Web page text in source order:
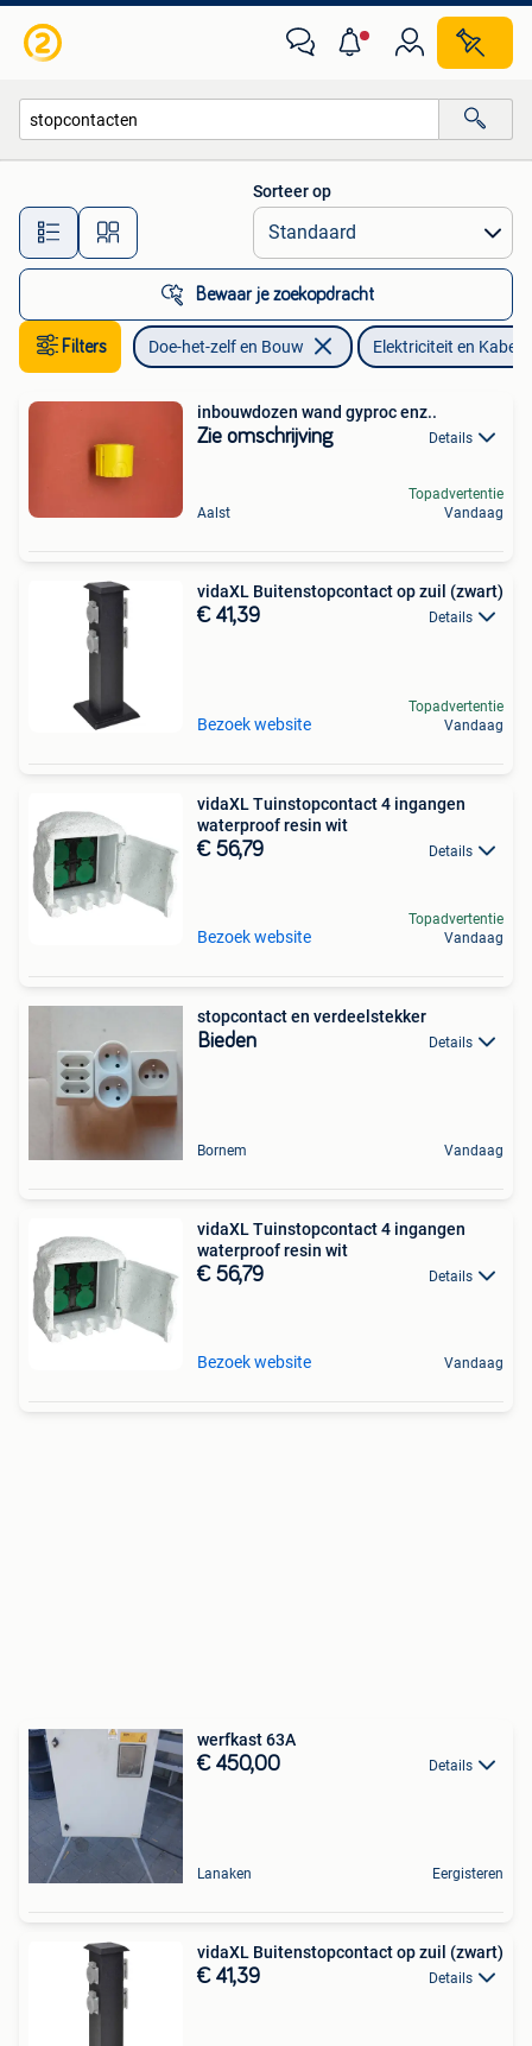
Alle afstanden…
Sorteer op
Bewaar je zoekopdracht
Filters Doe-het-zelf en Bouw Elektriciteit en Kabels
inbouwdozen wand gyproc enz..
Zie omschrijving Details
Aalst
Topadvertentie
Vandaag
vidaXL Buitenstopcontact op zuil (zwart)
€ 41,39 Details
Bezoek website
Topadvertentie
Vandaag
vidaXL Tuinstopcontact 4 ingangen
waterproof resin wit
€ 56,79 Details
Bezoek website
Topadvertentie
Vandaag
stopcontact en verdeelstekker
Bieden Details
Bornem Vandaag
vidaXL Tuinstopcontact 4 ingangen
waterproof resin wit
€ 56,79 Details
Bezoek website Vandaag
werfkast 63A
€ 450,00 Details
Lanaken Eergisteren
vidaXL Buitenstopcontact op zuil (zwart)
€ 41,39 Details